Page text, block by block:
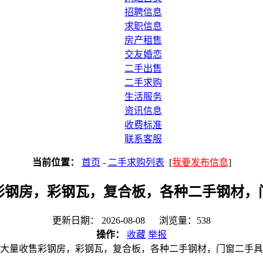
招聘信息
求职信息
房产租售
交友婚恋
二手出售
二手求购
生活服务
资讯信息
收费标准
联系客服
当前位置： 首页 - 二手求购列表 [我要发布信息]
钢房，彩钢瓦，复合板，各种二手钢材，
更新日期： 2026-08-08 浏览量：538
操作：
收藏 举报
大量收售彩钢房，彩钢瓦，复合板，各种二手钢材，门窗二手具